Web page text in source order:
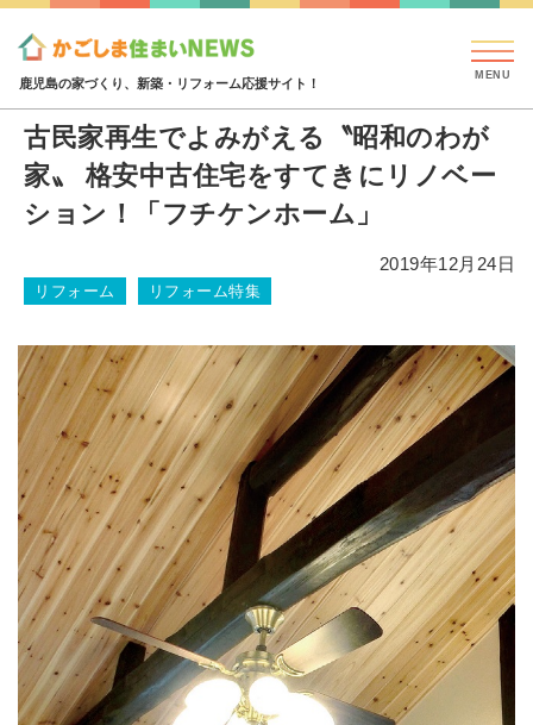
鹿児島の家づくり、新築・リフォーム応援サイト！
古民家再生でよみがえる〝昭和のわが
古民家再生でよみがえる〝昭和のわが
家〟 格安中古住宅をすてきにリノベー
ション！「フチケンホーム」
2019年12月24日
リフォーム リフォーム特集